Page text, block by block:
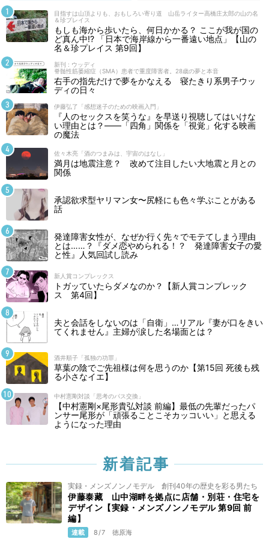
目指すは山頂よりも、おもしろい寄り道 山岳ライター高橋庄太郎の山の名
＆珍プレイス
もしも海から歩いたら、何日かかる？ ここが我が国の
ど真ん中!? 「日本で海岸線から一番遠い地点」【山の
名＆珍プレイス 第9回】
新刊 : ウッディ
脊髄性筋萎縮症（SMA）患者で重度障害者。28歳の夢と本音
右手の指先だけで夢をかなえる 寝たきり系男子ウッ
ディの日々
伊藤弘了「感想迷子のための映画入門」
『人のセックスを笑うな』を早送り視聴してはいけな
い理由とは？――「四角」関係を「視覚」化する映画
の魔法
佐々木亮「酒のつまみは、宇宙のはなし」
満月は地震注意？ 改めて注目したい大地震と月との
関係
承認欲求型ヤリマン女〜尻軽にも色々学ぶことがある
話
発達障害女性が、なぜか行く先々でモテてしまう理由
とは……？『ダメ恋やめられる！？ 発達障害女子の愛
と性』人気回試し読み
新人賞コンプレックス
トガッていたらダメなのか？【新人賞コンプレック
ス 第4回】
夫と会話をしないのは「自衛」…リアル『妻が口をきい
てくれません』主婦が涙した名場面とは？
酒井順子「孤独の功罪」
草葉の陰でご先祖様は何を思うのか【第15回 死後も残
る小さなイエ】
中村憲剛対談「思考のパス交換」
【中村憲剛×尾形貴弘対談 前編】最低の先輩だったパ
ンサー尾形が「頑張ることこそカッコいい」と思える
ようになった理由
新着記事
実録・メンズノンノモデル 創刊40年の歴史を彩る男たち
伊藤泰藏 山中湖畔を拠点に店舗・別荘・住宅を
デザイン【実録・メンズノンノモデル 第9回 前
編】
連載 8/7 徳原海